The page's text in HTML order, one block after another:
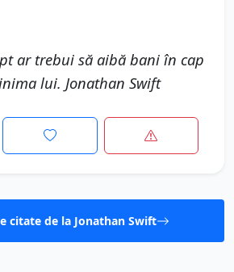
ar trebui să aibă bani în cap
lui. Jonathan Swift
citate de la Jonathan Swift